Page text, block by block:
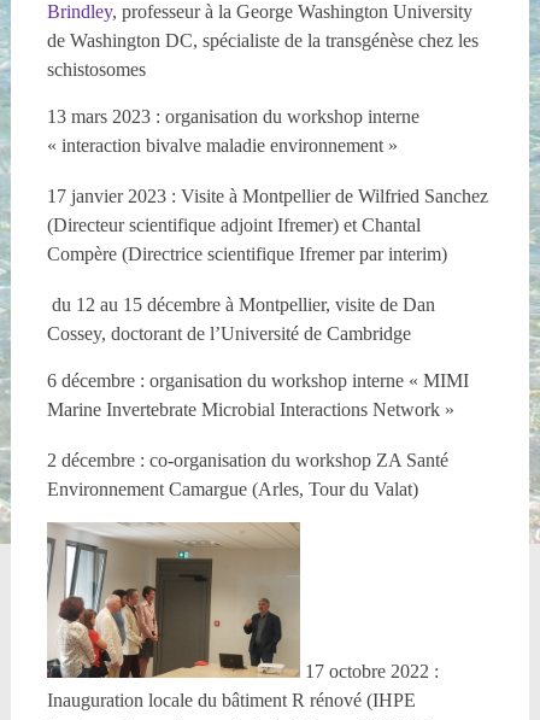
Brindley, professeur à la George Washington University
de Washington DC, spécialiste de la transgénèse chez les
schistosomes
13 mars 2023 : organisation du workshop interne
« interaction bivalve maladie environnement »
17 janvier 2023 : Visite à Montpellier de Wilfried Sanchez
(Directeur scientifique adjoint Ifremer) et Chantal
Compère (Directrice scientifique Ifremer par interim)
du 12 au 15 décembre à Montpellier, visite de Dan
Cossey, doctorant de l’Université de Cambridge
6 décembre : organisation du workshop interne « MIMI
Marine Invertebrate Microbial Interactions Network »
2 décembre : co-organisation du workshop ZA Santé
Environnement Camargue (Arles, Tour du Valat)
17 octobre 2022 :
Inauguration locale du bâtiment R rénové (IHPE